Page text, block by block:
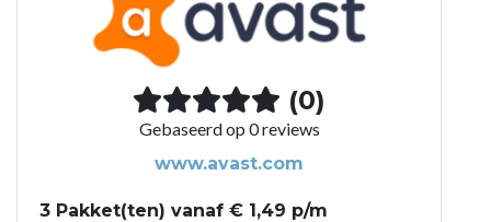
(0)
Gebaseerd op 0 reviews
www.avast.com
3 Pakket(ten) vanaf € 1,49 p/m